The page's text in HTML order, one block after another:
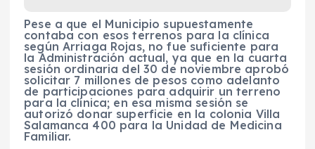
Pese a que el Municipio supuestamente
contaba con esos terrenos para la clínica
según Arriaga Rojas, no fue suficiente para
la Administración actual, ya que en la cuarta
sesión ordinaria del 30 de noviembre aprobó
solicitar 7 millones de pesos como adelanto
de participaciones para adquirir un terreno
para la clínica; en esa misma sesión se
autorizó donar superficie en la colonia Villa
Salamanca 400 para la Unidad de Medicina
Familiar.